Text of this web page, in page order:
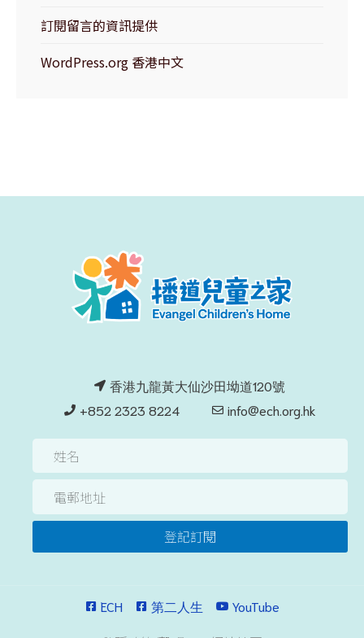
訂閱留言的資訊提供
WordPress.org 香港中文
香港九龍黃大仙沙田坳道120號
+852 2323 8224
info@ech.org.hk
登記訂閱
ECH 第二人生 YouTube